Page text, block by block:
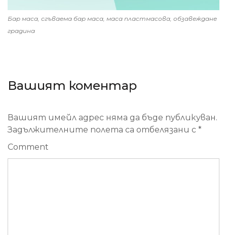
Бар маса, сгъваема бар маса, маса пластмасова, обзавеждане
градина
Вашият коментар
Вашият имейл адрес няма да бъде публикуван.
Задължителните полета са отбелязани с *
Comment